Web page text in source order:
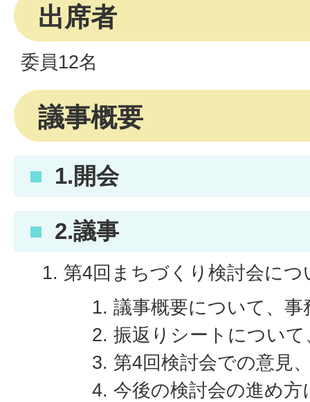
出席者
委員12名
議事概要
1.開会
2.議事
第4回まちづくり検討会につ
議事概要について、事
振返りシートについ
第4回検討会での意見
今後の検討会の進め